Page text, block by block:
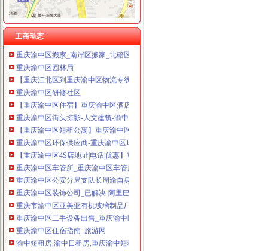
工商动态
重庆渝中区大坪小学短租房,重庆渝中区大坪小学日租房,重庆渝中区
重庆市渝中区旅游协会
重庆渝中区东华观小学-重庆渝中区东华观小学招标网
重庆渝中区搬家_南岸区搬家_北碚区搬家_大渡口区搬家_巴南区搬家公
重庆渝中区园林局
【重庆江北区到重庆渝中区物流专线】重庆江北区到重庆渝中区物流公
重庆渝中区研修社区
【重庆渝中区住宿】重庆渝中区酒店式公寓住宿_渝中区公寓酒店民宿
重庆渝中区街头掠影-人文建筑-渝中区-重庆-国内图片-图片联盟tplm
【重庆渝中区短租公寓】重庆渝中区短租房_渝中区日租房-途家网
重庆渝中区环保供应商-重庆渝中区环保企业产品权威展示平台！
【重庆渝中区4S店地址|电话|优惠】重庆渝中区4S店新报价_太平洋
重庆渝中区车管所_重庆渝中区车管所电话|重庆渝中区车管所地址|上班
重庆渝中区公安分局支队长周渝自身亡_网易新闻
重庆渝中区装饰公司_已解决-阿里巴巴生意经
重庆市渝中区亚美亚有机玻璃制品厂
重庆渝中区二手设备出售_重庆渝中区二手设备供应_重庆渝中区二手
重庆渝中区住宿指南_旅游网
渝中短租房,渝中日租房,重庆渝中短租公寓-游天下
重庆渝中区：廉洁文化周启动__新民网